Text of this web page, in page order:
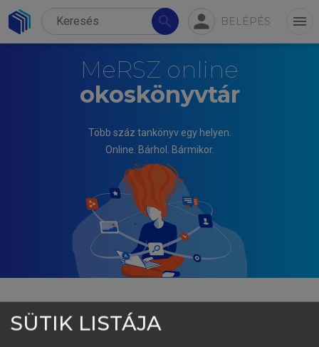
search person BELÉPÉS menu
MeRSZ online
okoskönyvtár
Több száz tankönyv egy helyen.
Online. Bárhol. Bármikor.
DOBÁK MIKLÓS, ANTAL ZSUZSA
SÜTIK LISTÁJA